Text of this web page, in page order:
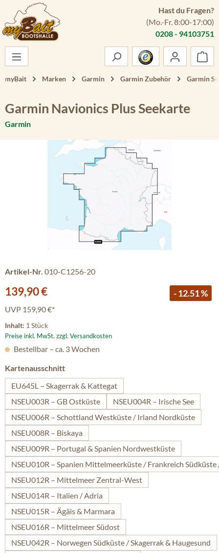
Zum Hauptinhalt springen
Hast du Fragen?
(Mo.-Fr. 8:00-17:00)
0208 - 94103751
myBait Marken Garmin Garmin Zubehör Garmin
Garmin Navionics Plus Seekarte
Garmin
Bildergalerie überspringen
Artikel-Nr. 010-C1256-20
Verkaufspreis:
139,90 € - 12.51 %
UVP 159,90 €*
Inhalt: 1 Stück
Preise inkl. MwSt. zzgl. Versandkosten
Bestellbar – ca. 3 Wochen
Kartenausschnittauswählen
EU645L – Skagerrak & Kattegat
NSEU003R – GB Ostküste
NSEU004R – Irische See
NSEU006R – Schottland Westküste / Irland Nordküste
NSEU008R – Biskaya
NSEU009R – Portugal & Spanien Nordwestküste
NSEU010R – Spanien Mittelmeerküste / Frankreich
NSEU012R – Mittelmeer Zentral-West
NSEU014R – Italien / Adria
NSEU015R – Ägäis & Marmara
NSEU016R – Mittelmeer Südost
NSEU042R – Norwegen Südküste / Skagerrak & Haugesund